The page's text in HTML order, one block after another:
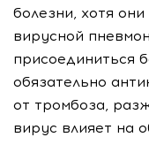
болезни, хотя
вирусной
присоединиться
обязательно
от тромбоза,
вирус влияет на